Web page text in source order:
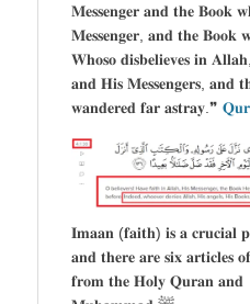
𝐌𝐞𝐬𝐬𝐞𝐧𝐠𝐞𝐫 𝐚𝐧𝐝 𝐭𝐡𝐞 𝐁𝐨𝐨𝐤
𝐌𝐞𝐬𝐬𝐞𝐧𝐠𝐞𝐫, 𝐚𝐧𝐝 𝐭𝐡𝐞 𝐁𝐨𝐨𝐤
𝐖𝐡𝐨𝐬𝐨 𝐝𝐢𝐬𝐛𝐞𝐥𝐢𝐞𝐯𝐞𝐬 𝐢𝐧
𝐚𝐧𝐝 𝐇𝐢𝐬 𝐌𝐞𝐬𝐬𝐞𝐧𝐠𝐞𝐫𝐬, 𝐚𝐧𝐝
𝐰𝐚𝐧𝐝𝐞𝐫𝐞𝐝 𝐟𝐚𝐫 𝐚𝐬𝐭𝐫𝐚𝐲.❞
𝐈𝐦𝐚𝐚𝐧 (𝐟𝐚𝐢𝐭𝐡) 𝐢𝐬 𝐚 𝐜𝐫𝐮𝐜𝐢𝐚𝐥
𝐚𝐧𝐝 𝐭𝐡𝐞𝐫𝐞 𝐚𝐫𝐞 𝐬𝐢𝐱 𝐚𝐫𝐭𝐢𝐜𝐥𝐞𝐬
𝐟𝐫𝐨𝐦 𝐭𝐡𝐞 𝐇𝐨𝐥𝐲 𝐐𝐮𝐫𝐚𝐧 𝐚𝐧𝐝